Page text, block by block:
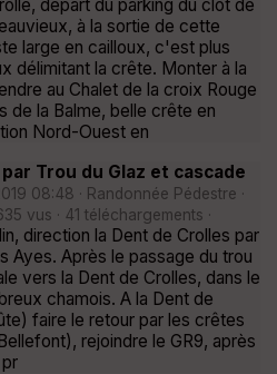
départ du parking du clot de
à la sortie de cette
large en cailloux, c'est plus
délimitant la crête. Monter à la
au Chalet de la croix Rouge
de la Balme, belle crête en
Nord-Ouest en
Trou du Glaz et cascade
08:48 · Randonnée Pédestre ·
vus · 41 téléchargements ·
direction la Dent de Crolles par
Ayes. Après le passage du trou
vers la Dent de Crolles, dans le
chamois. A la Dent de
faire le retour par les crêtes
rejoindre le GR9, après